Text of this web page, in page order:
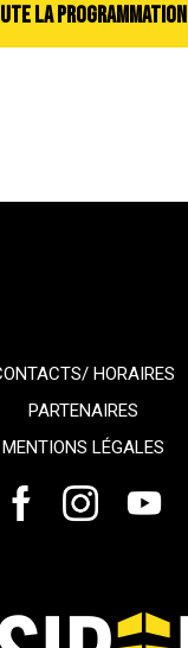
LA PROGRAMMATION
HORAIRES
PARTENAIRES
MENTIONS LÉGALES